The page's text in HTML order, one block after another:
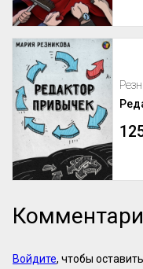
Войдите, чтобы